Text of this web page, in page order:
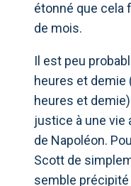
étonné que cela
de mois.
Il est peu
heures et demie
heures et
justice à une vie
de Napoléon.
Scott de
semble